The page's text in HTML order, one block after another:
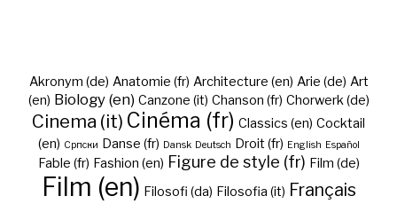
Akronym (de) Anatomie (fr) Architecture (en) Arie (de) Art
(en) Biology (en) Canzone (it) Chanson (fr) Chorwerk (de)
Cinema (it) Cinéma (fr) Classics (en) Cocktail
(en) Cрпски Danse (fr) Dansk Deutsch Droit (fr) English Español
Fable (fr) Fashion (en) Figure de style (fr) Film (de)
Film (en) Filosofi (da) Filosofia (it) Français